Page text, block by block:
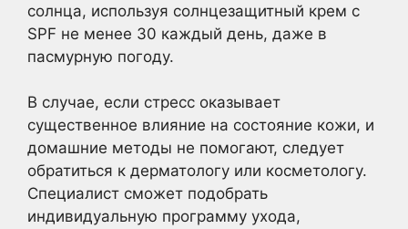
солнца, используя солнцезащитный крем с
SPF не менее 30 каждый день, даже в
пасмурную погоду.
В случае, если стресс оказывает
существенное влияние на состояние кожи, и
домашние методы не помогают, следует
обратиться к дерматологу или косметологу.
Специалист сможет подобрать
индивидуальную программу ухода,